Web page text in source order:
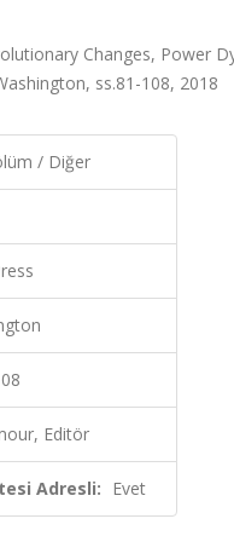
Changes, Power
ss.81-108, 2018
/ Diğer
Editör
Adresli: Evet